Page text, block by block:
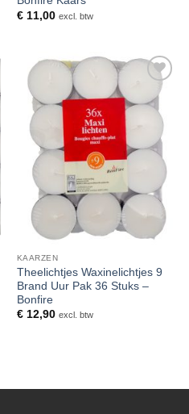
€11,00 excl. btw
Toevoegen
aan
verlanglijst
KAARZEN
Theelichtjes Waxinelichtjes 9
Brand Uur Pak 36 Stuks –
Bonfire
€12,90 excl. btw